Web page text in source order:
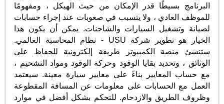
البرنامج بسيطًا قدر الإمكان من حيث الهيكل ، ومفهومًا
للموظف العادي ، ولا يتسبب في صعوبات عند إجراء حسابات
لصيانة وتشغيل السيارات والشاحنات. يمكن أن يكون هذا
الخيار هو تطوير شركة USU - نظام المحاسبة العالمي.
ستنشئ منصة الكمبيوتر طريقة إلكترونية للحفاظ على
الوثائق ، وتحديد بقايا الوقود وحركة الوقود ومواد التشحيم ،
مع حساب المعايير بناءً على معايير سيارة معينة. سيعتمد
العمل مع الحسابات على معلومات عن المسافة المقطوعة
وظروف الطريق والازدحام. للتحكم بشكل أفضل في موارد